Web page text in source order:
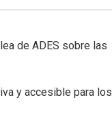
de ADES sobre las
y accesible para los